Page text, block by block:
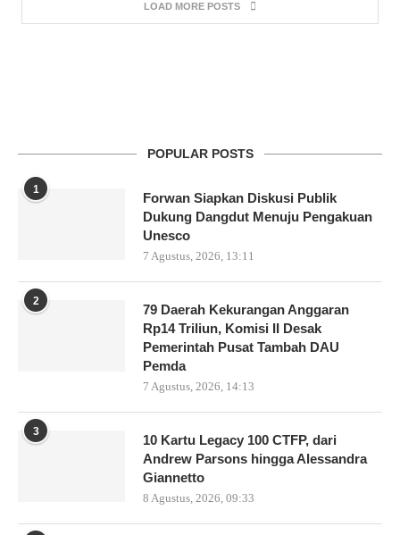
LOAD MORE POSTS
POPULAR POSTS
1
Forwan Siapkan Diskusi Publik
Dukung Dangdut Menuju Pengakuan
Unesco
7 Agustus, 2026, 13:11
2
79 Daerah Kekurangan Anggaran
Rp14 Triliun, Komisi II Desak
Pemerintah Pusat Tambah DAU
Pemda
7 Agustus, 2026, 14:13
3
10 Kartu Legacy 100 CTFP, dari
Andrew Parsons hingga Alessandra
Giannetto
8 Agustus, 2026, 09:33